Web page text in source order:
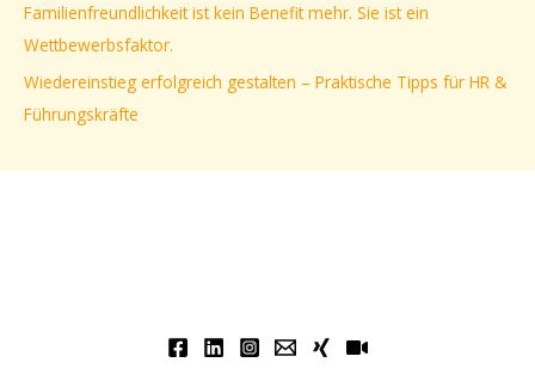
:Familienfreundlichkeit ist kein Benefit mehr. Sie ist ein
Wettbewerbsfaktor.
Wiedereinstieg erfolgreich gestalten – Praktische Tipps für HR &
Führungskräfte